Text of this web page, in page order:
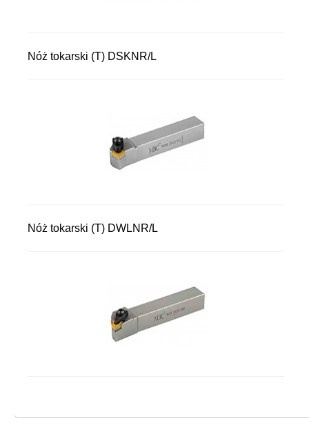
Nóż tokarski (T) DSKNR/L
Nóż tokarski (T) DWLNR/L